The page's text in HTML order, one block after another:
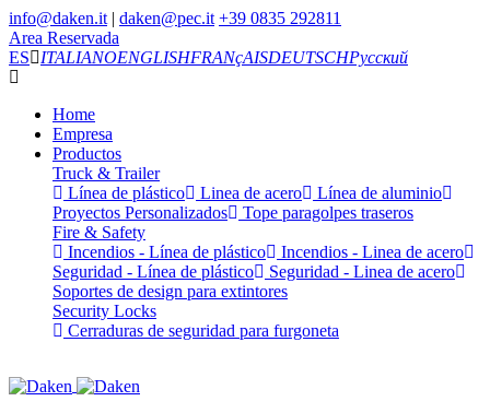
info@daken.it | daken@pec.it +39 0835 292811
Area Reservada
ES
ITALIANOENGLISHFRANçAISDEUTSCHРусский
Home
Empresa
Productos
Truck & Trailer
Línea de plástico
Linea de acero
Línea de aluminio
Proyectos Personalizados
Tope paragolpes traseros
Fire & Safety
Incendios - Línea de plástico
Incendios - Linea de acero
Seguridad - Línea de plástico
Seguridad - Linea de acero
Soportes de design para extintores
Security Locks
Cerraduras de seguridad para furgoneta